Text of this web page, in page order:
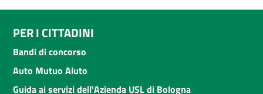
PER I CITTADINI
Bandi di concorso
Auto Mutuo Aiuto
Guida ai servizi dell'Azienda USL di Bologna